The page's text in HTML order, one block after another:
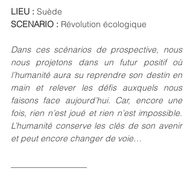
LIEU : Suède
SCENARIO : Révolution écologique
Dans ces scénarios de prospective, nous
nous projetons dans un futur positif où
l’humanité aura su reprendre son destin en
main et relever les défis auxquels nous
faisons face aujourd’hui. Car, encore une
fois, rien n’est joué et rien n’est impossible.
L’humanité conserve les clés de son avenir
et peut encore changer de voie…